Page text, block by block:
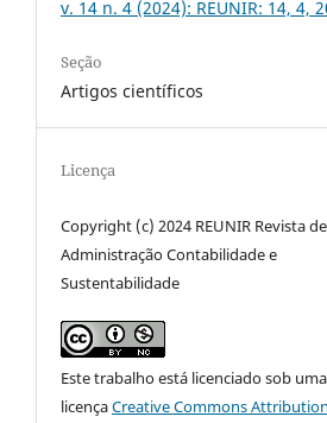
v. 14 n. 4 (2024): REUNIR: 14, 4,
Seção
Artigos científicos
Licença
Copyright (c) 2024 REUNIR Revista de
Administração Contabilidade e
Sustentabilidade
Este trabalho está licenciado sob uma
licençaCreative Commons